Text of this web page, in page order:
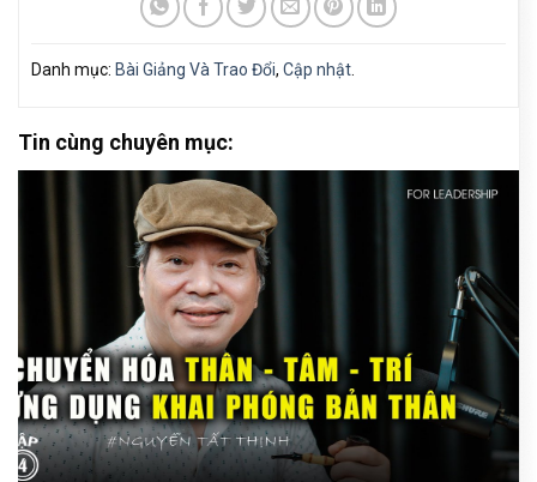
Danh mục: Bài Giảng Và Trao Đổi, Cập nhật
Tin cùng chuyên mục: